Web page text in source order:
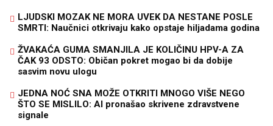
LJUDSKI MOZAK NE MORA UVEK DA NESTANE POSLE
SMRTI: Naučnici otkrivaju kako opstaje hiljadama godina
ŽVAKAĆA GUMA SMANJILA JE KOLIČINU HPV-A ZA
ČAK 93 ODSTO: Običan pokret mogao bi da dobije
sasvim novu ulogu
JEDNA NOĆ SNA MOŽE OTKRITI MNOGO VIŠE NEGO
ŠTO SE MISLILO: AI pronašao skrivene zdravstvene
signale